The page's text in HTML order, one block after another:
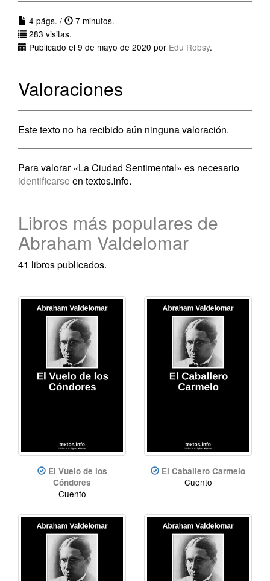
4 págs. /
7 minutos.
283 visitas.
Publicado el 9 de mayo de 2020 por Edu Robsy.
Valoraciones
Este texto no ha recibido aún ninguna valoración.
Para valorar «La Ciudad Sentimental» es necesario
identificarse en textos.info.
Libros más populares de
Abraham Valdelomar
41 libros publicados.
El Vuelo de los
Cóndores
Cuento
El Caballero Carmelo
Cuento